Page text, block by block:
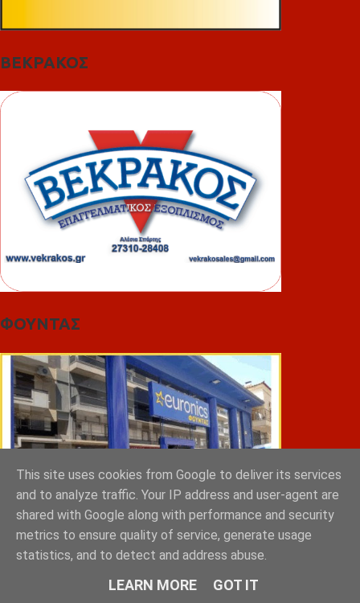
ΒΕΚΡΑΚΟΣ
ΦΟΥΝΤΑΣ
ΣΠΥΡΑΚΗΣ ΠΑΝΑΓΙΩΤΗΣ & YIOI ΣΠΑΡΤΗ
This site uses cookies from Google to deliver its services
and to analyze traffic. Your IP address and user-agent are
shared with Google along with performance and security
metrics to ensure quality of service, generate usage
statistics, and to detect and address abuse.
LEARN MORE GOT IT